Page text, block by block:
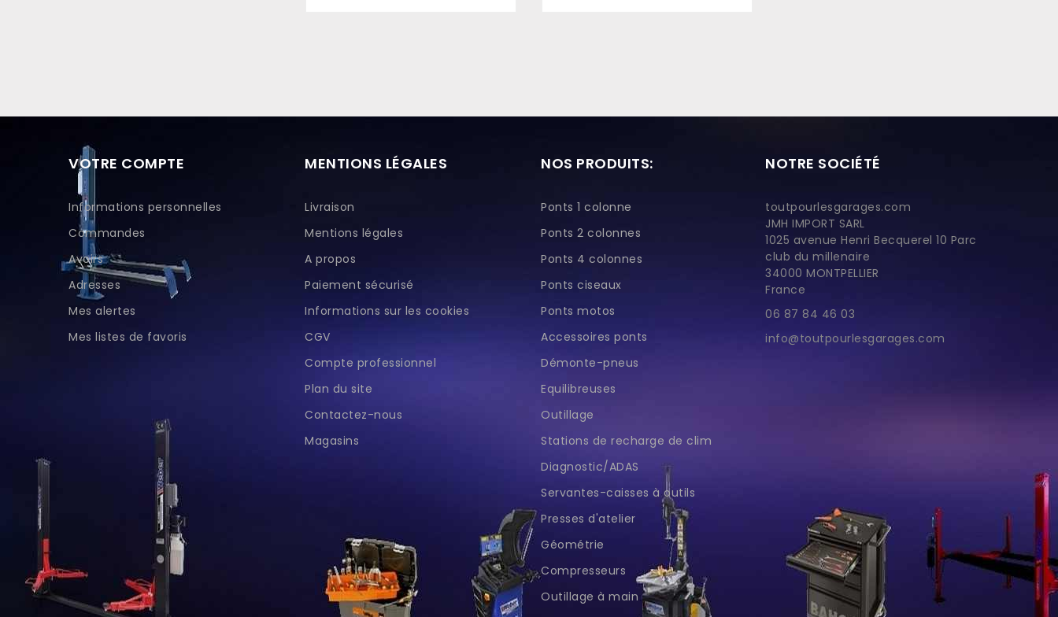
VOTRE COMPTE
Informations personnelles
Commandes
Avoirs
Adresses
Mes alertes
Mes listes de favoris
MENTIONS LÉGALES
Livraison
Mentions légales
A propos
Paiement sécurisé
Informations sur les cookies
CGV
Compte professionnel
Plan du site
Contactez-nous
Magasins
NOS PRODUITS:
Ponts 1 colonne
Ponts 2 colonnes
Ponts 4 colonnes
Ponts ciseaux
Ponts motos
Accessoires ponts
Démonte-pneus
Equilibreuses
Outillage
Stations de recharge de clim
Diagnostic/ADAS
Servantes-caisses à outils
Presses d'atelier
Géométrie
Compresseurs
Outillage à main
NOTRE SOCIÉTÉ
toutpourlesgarages.com
JMH IMPORT SARL
1025 avenue Henri Becquerel 10 Parc
club du millenaire
34000 MONTPELLIER
France
06 87 84 46 03
info@toutpourlesgarages.com